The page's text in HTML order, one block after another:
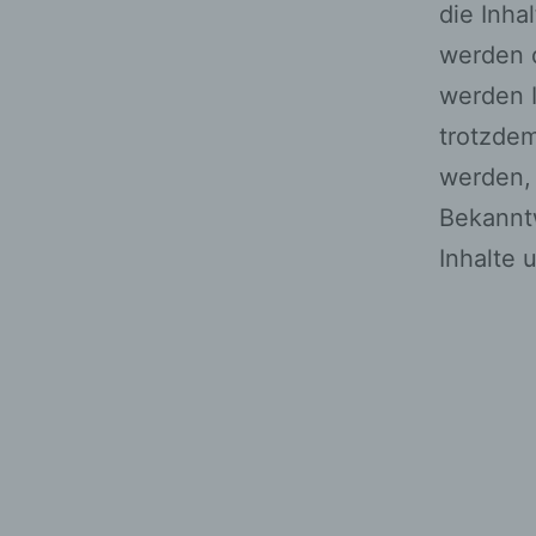
die
werden
werden
Inhalte